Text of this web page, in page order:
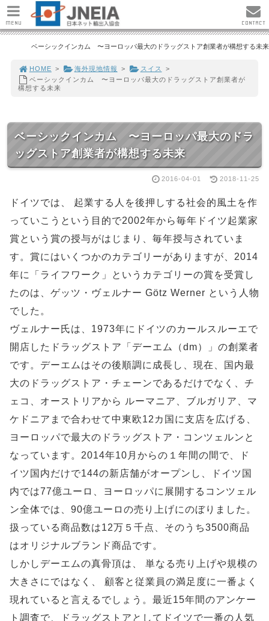
ベーシックインカム 〜ヨーロッパ最大のドラッグストア創業者が構想する未来
HOME > 海外現地情報 > スイス
>
ベーシックインカム 〜ヨーロッパ最大のドラッグストア創業者が
構想する未来
ベーシックインカム 〜ヨーロッパ最大のドラ
ッグストア創業者が構想する未来
2016-04-01 2018-11-25
ドイツでは、 起業する人を後押しする社会的風土を作
っていこうという目的で2002年から毎年ドイツ起業家
賞という賞の授与がはじまり、毎年授与されていま
す。賞にはいくつかのカテゴリーがありますが、2014
年に「ライフワーク」というカテゴリーの賞を受賞し
たのは、ゲッツ・ヴェルナー Götz Werner という人物
でした。
ヴェルナー氏は、1973年にドイツのカールスルーエで
開店したドラッグストア「デーエム（dm）」の創業者
です。デーエムはその後順調に成長し、現在、国内最
大のドラッグストア・チェーンであるだけでなく、チ
ェコ、オーストリアから ルーマニア、ブルガリア、マ
ケドニアまで合わせて中東欧12カ国に支店を広げる、
ヨーロッパで最大のドラッグストア・コンツェルンと
なっています。2014年10月からの１年間の間で、ド
イツ国内だけで144の新店舗がオープンし、ドイツ国
内では77億ユーロ、ヨーロッパに展開するコンツェル
ン全体では、90億ユーロの売り上げにのぼりました。
扱っている商品数は12万５千点、そのうち3500商品
はオリジナルブランド商品です。
しかしデーエムの真骨頂は、 単なる売り上げや規模の
大きさにではなく、 顧客と従業員の満足度に一番よく
現れていると言えるでしょう。最近15年間のアンケー
ト調査で、ドラッグストアとしてドイツで一番の人気
MENU CONTACT